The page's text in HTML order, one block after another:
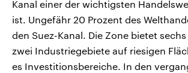
Kanal einer der wichtigsten
ist. Ungefähr 20 Prozent des
den Suez-Kanal. Die Zone bietet
zwei Industriegebiete auf riesigen
es Investitionsbereiche. In den